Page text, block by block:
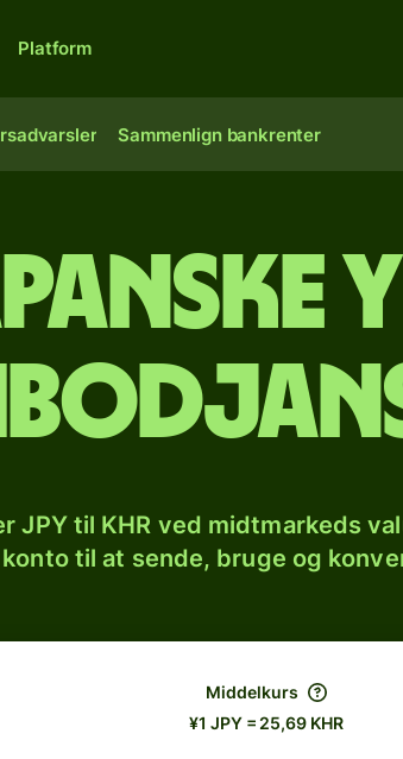
Platform
Sammenlign bankrenter
JPY til KHR ved midtmarkeds
til at sende, bruge og
Middelkurs
¥1 JPY = 25,69 KHR